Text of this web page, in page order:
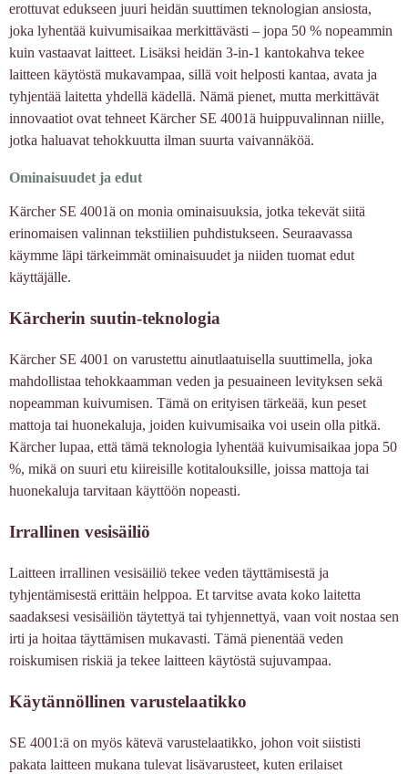
erottuvat edukseen juuri heidän suuttimen teknologian ansiosta,
joka lyhentää kuivumisaikaa merkittävästi – jopa 50 % nopeammin
kuin vastaavat laitteet. Lisäksi heidän 3-in-1 kantokahva tekee
laitteen käytöstä mukavampaa, sillä voit helposti kantaa, avata ja
tyhjentää laitetta yhdellä kädellä. Nämä pienet, mutta merkittävät
innovaatiot ovat tehneet Kärcher SE 4001ä huippuvalinnan niille,
jotka haluavat tehokkuutta ilman suurta vaivannäköä.
Ominaisuudet ja edut
Kärcher SE 4001ä on monia ominaisuuksia, jotka tekevät siitä
erinomaisen valinnan tekstiilien puhdistukseen. Seuraavassa
käymme läpi tärkeimmät ominaisuudet ja niiden tuomat edut
käyttäjälle.
Kärcherin suutin-teknologia
Kärcher SE 4001 on varustettu ainutlaatuisella suuttimella, joka
mahdollistaa tehokkaamman veden ja pesuaineen levityksen sekä
nopeamman kuivumisen. Tämä on erityisen tärkeää, kun peset
mattoja tai huonekaluja, joiden kuivumisaika voi usein olla pitkä.
Kärcher lupaa, että tämä teknologia lyhentää kuivumisaikaa jopa 50
%, mikä on suuri etu kiireisille kotitalouksille, joissa mattoja tai
huonekaluja tarvitaan käyttöön nopeasti.
Irrallinen vesisäiliö
Laitteen irrallinen vesisäiliö tekee veden täyttämisestä ja
tyhjentämisestä erittäin helppoa. Et tarvitse avata koko laitetta
saadaksesi vesisäiliön täytettyä tai tyhjennettyä, vaan voit nostaa sen
irti ja hoitaa täyttämisen mukavasti. Tämä pienentää veden
roiskumisen riskiä ja tekee laitteen käytöstä sujuvampaa.
Käytännöllinen varustelaatikko
SE 4001:ä on myös kätevä varustelaatikko, johon voit siististi
pakata laitteen mukana tulevat lisävarusteet, kuten erilaiset